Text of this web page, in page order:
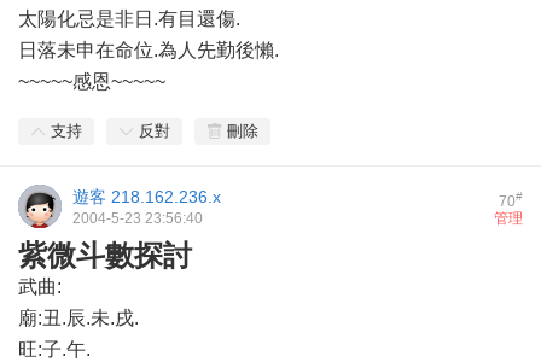
太陽化忌是非日.有目還傷.
日落未申在命位.為人先勤後懶.
~~~~~感恩~~~~~
支持 反對 刪除
70#
遊客 218.162.236.x
管理
2004-5-23 23:56:40
紫微斗數探討
武曲:
廟:丑.辰.未.戌.
旺:子.午.